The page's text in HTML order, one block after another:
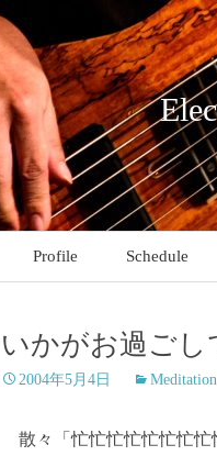
Profile Schedule
いかがお過ご
2004年5月4日 Meditation
散々「忙忙忙忙忙忙忙忙